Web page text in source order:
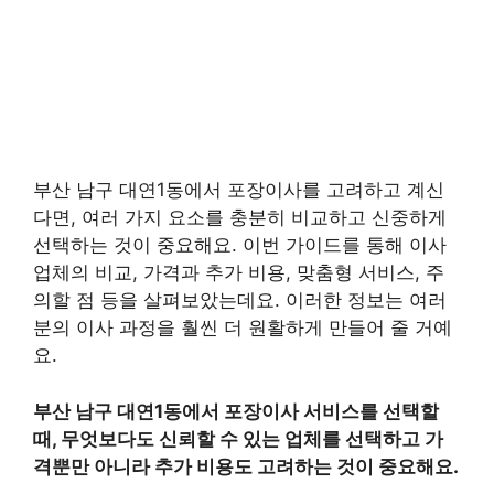
부산 남구 대연1동에서 포장이사를 고려하고 계신
다면, 여러 가지 요소를 충분히 비교하고 신중하게
선택하는 것이 중요해요. 이번 가이드를 통해 이사
업체의 비교, 가격과 추가 비용, 맞춤형 서비스, 주
의할 점 등을 살펴보았는데요. 이러한 정보는 여러
분의 이사 과정을 훨씬 더 원활하게 만들어 줄 거예
요.
부산 남구 대연1동에서 포장이사 서비스를 선택할
때, 무엇보다도 신뢰할 수 있는 업체를 선택하고 가
격뿐만 아니라 추가 비용도 고려하는 것이 중요해요.